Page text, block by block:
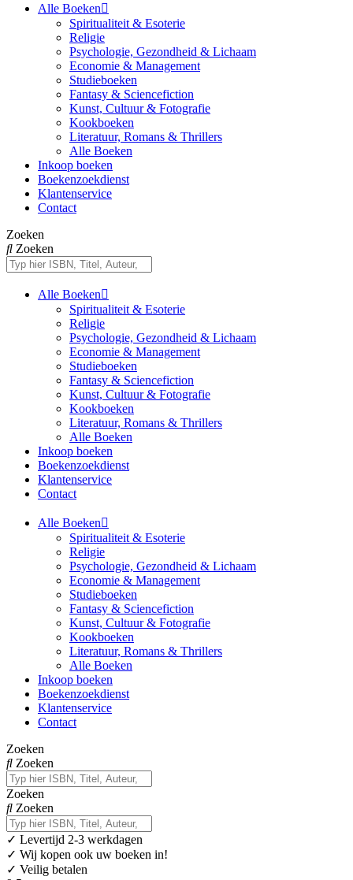
Alle Boeken
Spiritualiteit & Esoterie
Religie
Psychologie, Gezondheid & Lichaam
Economie & Management
Studieboeken
Fantasy & Sciencefiction
Kunst, Cultuur & Fotografie
Kookboeken
Literatuur, Romans & Thrillers
Alle Boeken
Inkoop boeken
Boekenzoekdienst
Klantenservice
Contact
Zoeken
Zoeken
Alle Boeken
Spiritualiteit & Esoterie
Religie
Psychologie, Gezondheid & Lichaam
Economie & Management
Studieboeken
Fantasy & Sciencefiction
Kunst, Cultuur & Fotografie
Kookboeken
Literatuur, Romans & Thrillers
Alle Boeken
Inkoop boeken
Boekenzoekdienst
Klantenservice
Contact
Alle Boeken
Spiritualiteit & Esoterie
Religie
Psychologie, Gezondheid & Lichaam
Economie & Management
Studieboeken
Fantasy & Sciencefiction
Kunst, Cultuur & Fotografie
Kookboeken
Literatuur, Romans & Thrillers
Alle Boeken
Inkoop boeken
Boekenzoekdienst
Klantenservice
Contact
Zoeken
Zoeken
Zoeken
Zoeken
✓ Levertijd 2-3 werkdagen
✓ Wij kopen ook uw boeken in!
✓ Veilig betalen